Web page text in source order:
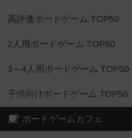
高評価ボードゲーム TOP50
2人用ボードゲーム TOP50
3～4人用ボードゲーム TOP50
子供向けボードゲーム TOP50
ボードゲームカフェ